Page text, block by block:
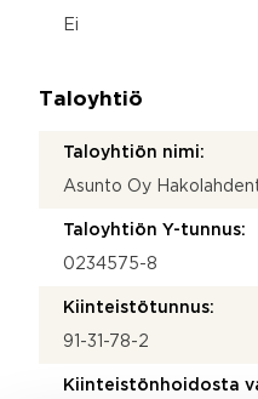
Ei
Taloyhtiö
Taloyhtiön nimi:
Asunto Oy
Taloyhtiön Y-tunnus:
0234575-8
Kiinteistötunnus:
91-31-78-2
Kiinteistönhoidosta